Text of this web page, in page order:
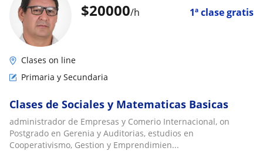
$20000/h 1ª clase gratis
Clases on line
Primaria y Secundaria
Clases de Sociales y Matematicas Basicas
administrador de Empresas y Comerio Internacional, on
Postgrado en Gerenia y Auditorias, estudios en
Cooperativismo, Gestion y Emprendimien...